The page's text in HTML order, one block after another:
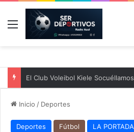
Menú
Inicio / Deportes
Deportes Fútbol LA PORTADA